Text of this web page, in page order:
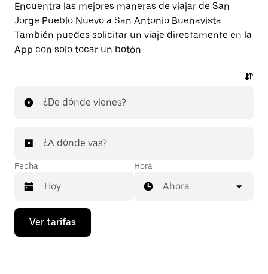
Encuentra las mejores maneras de viajar de San
Jorge Pueblo Nuevo a San Antonio Buenavista.
También puedes solicitar un viaje directamente en la
App con solo tocar un botón.
¿De dónde vienes?
¿A dónde vas?
Fecha
Presiona
flecha
Hora
Ahora
Ver tarifas